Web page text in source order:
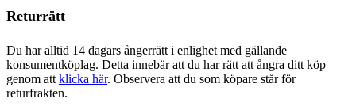
Returrätt
Du har alltid 14 dagars ångerrätt i enlighet med gällande
konsumentköplag. Detta innebär att du har rätt att ångra ditt köp
genom att klicka här. Observera att du som köpare står för
returfrakten.